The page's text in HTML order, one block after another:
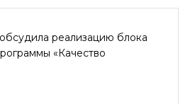
реализацию блока
«Качество